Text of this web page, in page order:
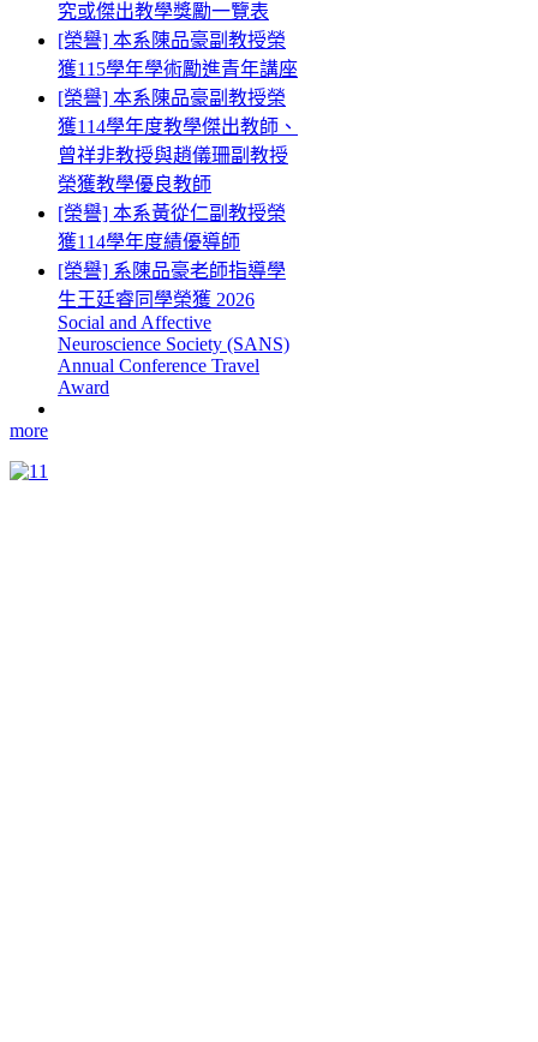
究或傑出教學獎勵一覽表
[榮譽] 本系陳品豪副教授榮
獲115學年學術勵進青年講座
[榮譽] 本系陳品豪副教授榮
獲114學年度教學傑出教師、
曾祥非教授與趙儀珊副教授
榮獲教學優良教師
[榮譽] 本系黃從仁副教授榮
獲114學年度績優導師
[榮譽] 系陳品豪老師指導學
生王廷睿同學榮獲 2026
Social and Affective
Neuroscience Society (SANS)
Annual Conference Travel
Award
more